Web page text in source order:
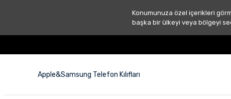
Konumunuza özel içerikleri
başka bir ülkeyi veya bölgeyi
Apple&Samsung Telefon Kılıfları